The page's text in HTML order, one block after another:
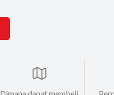
Dimana dapat membeli